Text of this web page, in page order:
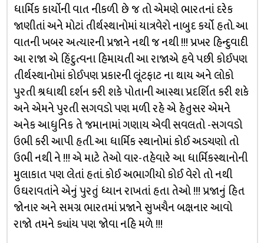
ધાર્મિક કાર્યોની વાત નીકળી છે જ તો એમણે ભારતનાં દરેક
જાણીતાં અને મોટાં તીર્થસ્થાનોમાં યાત્રવેરો નાબુદ કર્યો હતો. આ
વાતની ખબર અત્યારની પ્રજાને નથી જ નથી !!! પ્રખર હિન્દુવાદી
આ રાજા એ હિંદુત્વના હિમાયતી આ રાજાએ હવે પછી કોઈપણ
તીર્થસ્થાનોમાં કોઈપણ પ્રકારની લૂંટફાટ ના થાય અને લોકો
પુરતી શ્રધાથી દર્શન કરી શકે પોતાની આસ્થા પ્રદર્શિત કરી શકે
અને એમને પુરતી સગવડો પણ મળી રહે એ હેતુસર એમને
અનેક આધુનિક તે જમાનામાં ગણાય એવી સવલતો -સગવડો
ઉભી કરી આપી હતી. આ ધાર્મિક સ્થાનોમાં કોઈ અડચણો તો
ઉભી નથી ને !!! એ માટે તેઓ વાર-તહેવારે આ ધાર્મિકસ્થાનોની
મુલાકાત પણ લેતાં હતાં. કોઈ અભાગીયો કોઈ વેરો તો નથી
ઉઘરાવતાંને એનું પુરતું ધ્યાન રાખતાં હતા તેઓ !!! પ્રજાનું હિત
જોનાર અને સમગ્ર ભારતમાં પ્રજાને સુખચૈન બક્ષનાર આવો
રાજો તમને ક્યાંય પણ જોવા નહિ મળે !!!